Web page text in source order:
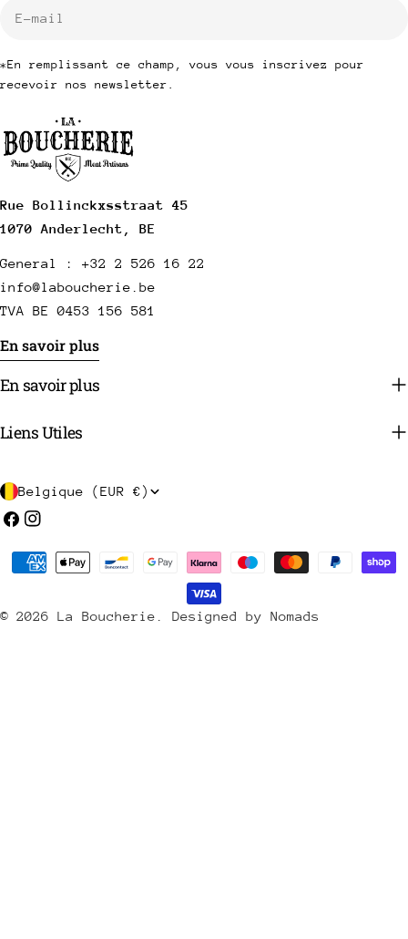
Rue Bollinckxsstraat 45
1070 Anderlecht, BE
General : +32 2 526 16 22
info@laboucherie.be
TVA BE 0453 156 581
En savoir plus
En savoir plus
Liens Utiles
*En remplissant ce champ, vous vous inscrivez pour
recevoir nos newsletter.
P
a
/
Belgique (EUR €)
Facebook
Instagram
© 2026 La Boucherie Designed by Nomads
Méthodes
payement